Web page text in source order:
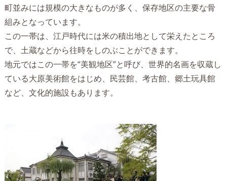
町並みには規模の大きなものが多く、保存地区の主要な骨
組みとなっています。
この一帯は、江戸時代には米の積出地として栄えたところ
で、土蔵などから往時をしのぶことができます。
地元ではこの一帯を“美観地区”と呼び、世界的名画を収蔵し
ている大原美術館をはじめ、民芸館、考古館、郷土玩具館
など、文化的施設もあります。